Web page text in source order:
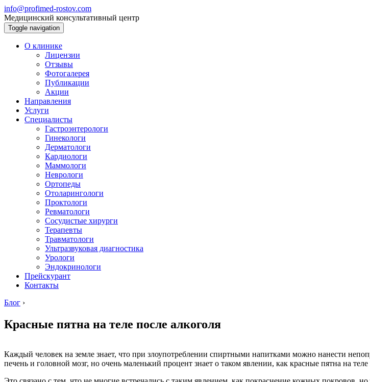
info@profimed-rostov.com
Медицинский консультативный центр
Toggle navigation
О клинике
Лицензии
Отзывы
Фотогалерея
Публикации
Акции
Направления
Услуги
Специалисты
Гастроэнтерологи
Гинекологи
Дерматологи
Кардиологи
Маммологи
Неврологи
Ортопеды
Отоларингологи
Проктологи
Ревматологи
Сосудистые хирурги
Терапевты
Травматологи
Ультразвуковая диагностика
Урологи
Эндокринологи
Прейскурант
Контакты
Блог ›
Красные пятна на теле после алкоголя
Каждый человек на земле знает, что при злоупотреблении спиртными напитками можно нанести
печень и головной мозг, но очень маленький процент знает о таком явлении, как красные пятна на теле